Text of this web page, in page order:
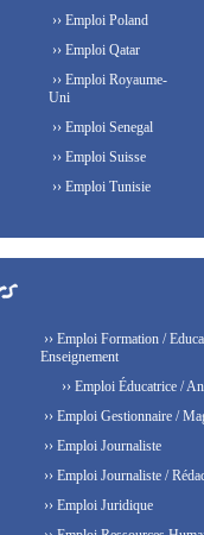
›› Emploi Poland
›› Emploi Qatar
›› Emploi Royaume-
Uni
›› Emploi Senegal
›› Emploi Suisse
›› Emploi Tunisie
›› Emploi Formation /
Enseignement
›› Emploi Éducatrice /
›› Emploi Gestionnaire /
›› Emploi Journaliste
›› Emploi Journaliste /
›› Emploi Juridique